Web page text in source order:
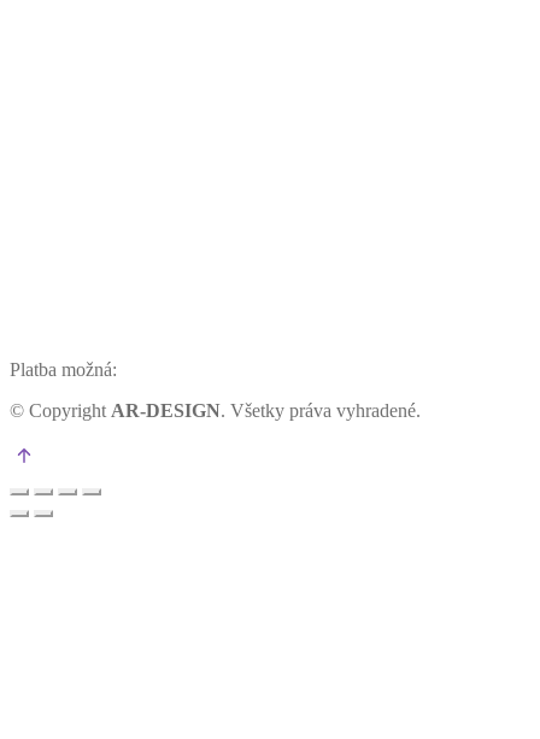
Platba možná:
© Copyright AR-DESIGN. Všetky práva vyhradené.